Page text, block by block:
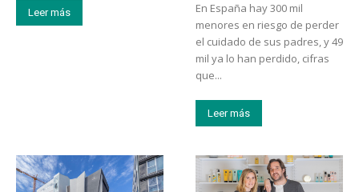
Leer más
En España hay 300 mil
menores en riesgo de perder
el cuidado de sus padres, y 49
mil ya lo han perdido, cifras
que...
Leer más